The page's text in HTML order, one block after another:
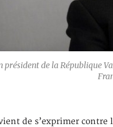
président de la République
de s’exprimer contre